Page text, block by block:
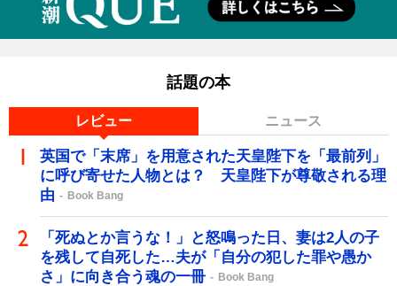
話題の本
レビュー ニュース
英国で「末席」を用意された天皇陛下を「最前列」
に呼び寄せた人物とは？ 天皇陛下が尊敬される理
由
Book Bang
「死ぬとか言うな！」と怒鳴った日、妻は2人の子
を残して自死した…夫が「自分の犯した罪や愚か
さ」に向き合う魂の一冊
Book Bang